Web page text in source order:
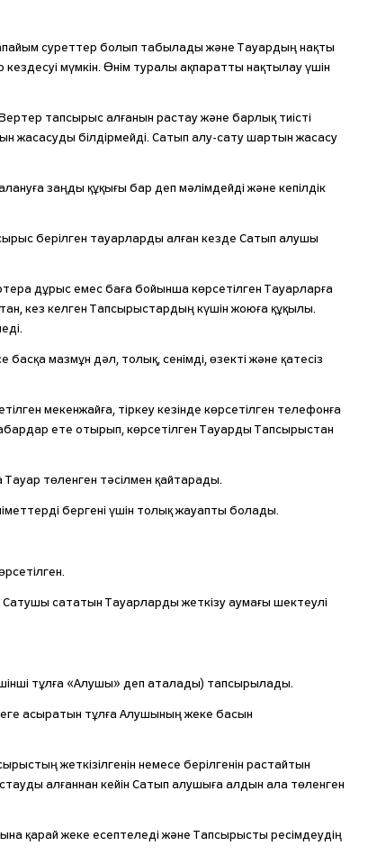
суреттер болып табылады және Тауардың нақты
мүмкін. Өнім туралы ақпаратты нақтылау үшін
тапсырыс алғанын растау және барлық тиісті
жасасуды білдірмейді. Сатып алу-сату шартын жасасу
заңды құқығы бар деп мәлімдейді және кепілдік
берілген тауарларды алған кезде Сатып алушы
дұрыс емес баға бойынша көрсетілген Тауарларға
кез келген Тапсырыстардың күшін жоюға құқылы.
мазмұн дәл, толық, сенімді, өзекті және қатесіз
мекенжайға, тіркеу кезінде көрсетілген телефонға
ете отырып, көрсетілген Тауарды Тапсырыстан
төленген тәсілмен қайтарады.
бергені үшін толық жауапты болады.
сататын Тауарларды жеткізу аумағы шектеулі
тұлға «Алушы» деп аталады) тапсырылады.
асыратын тұлға Алушының жеке басын
жеткізілгенін немесе берілгенін растайтын
алғаннан кейін Сатып алушыға алдын ала төленген
қарай жеке есептеледі және Тапсырысты ресімдеудің